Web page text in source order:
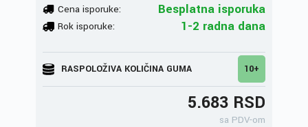
Cena isporuke: Besplatna isporuka
Rok isporuke: 1-2 radna dana
RASPOLOŽIVA KOLIČINA GUMA 10+
5.683 RSD
sa PDV-om